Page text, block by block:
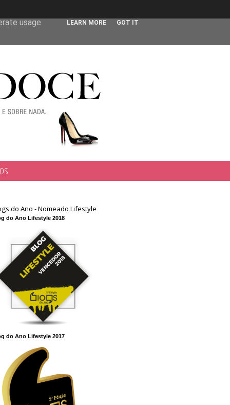
do Ano - Nomeado Lifestyle
do Ano Lifestyle 2018
do Ano Lifestyle 2017
usage
LEARN MORE GOT IT